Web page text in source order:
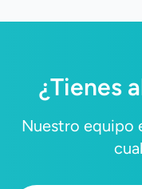
clínico.
¿Tienes
Nuestro equipo